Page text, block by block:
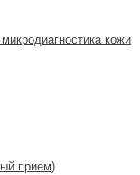
кожи
прием)